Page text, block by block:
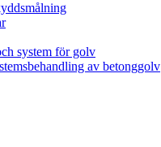
system för golv
av betonggolv